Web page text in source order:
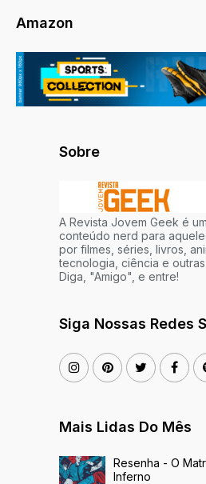
Amazon
Sobre
A Revista Jovem Geek é
conteúdo nerd para
por filmes, séries, livros,
tecnologia, ciência e outras
Diga, "Amigo", e entre!
Siga Nossas Redes
Mais Lidas Do Mês
Resenha - O
Inferno